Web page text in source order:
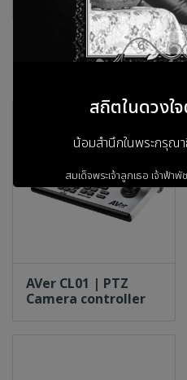
สินค้าที่เกี่ยวข้อง
AVer CL01 | PTZ
Camera controller
สถิตในดวงใ
น้อมสำนึกในพระกรุณ
สมเด็จพระเจ้าลูกเธอ เจ้าฟ้า
กรมหลวงราชสาริณีสิ
ข้าพระพุทธเจ้า ผู้
บริษัท วรธันย์ เ